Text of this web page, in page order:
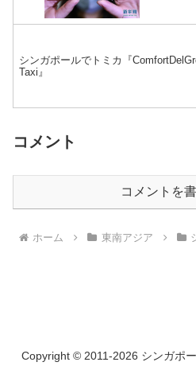
シンガポールでトミカ『
Taxi』
コメント
コメントを
ホーム 東南アジア
Copyright © 2011-2026 シンガポ